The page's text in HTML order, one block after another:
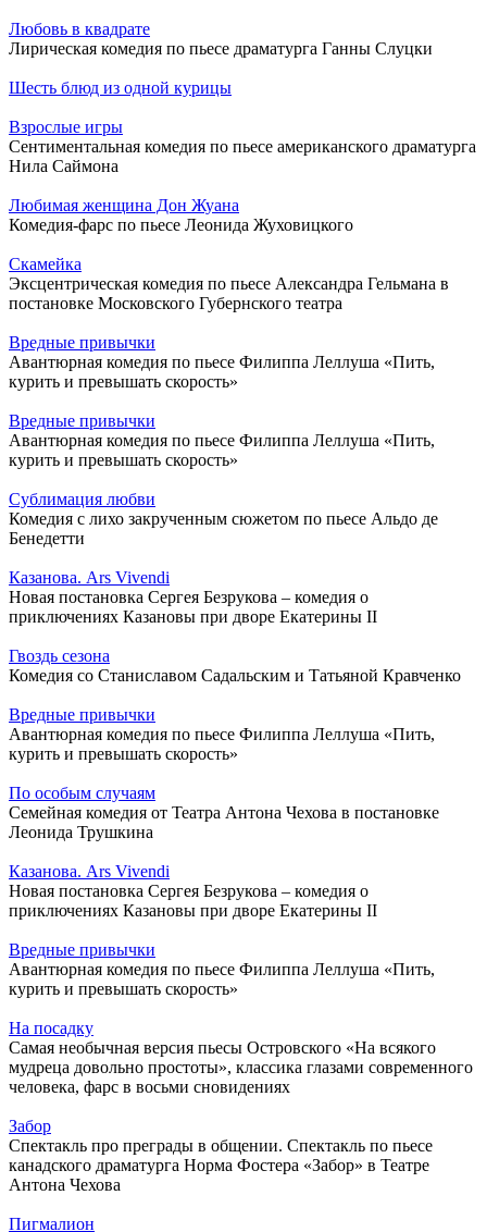
Любовь в квадрате
Лирическая комедия по пьесе драматурга Ганны Слуцки
Шесть блюд из одной курицы
Взрослые игры
Сентиментальная комедия по пьесе американского драматурга
Нила Саймона
Любимая женщина Дон Жуана
Комедия-фарс по пьесе Леонида Жуховицкого
Скамейка
Эксцентрическая комедия по пьесе Александра Гельмана в
постановке Московского Губернского театра
Вредные привычки
Авантюрная комедия по пьесе Филиппа Леллуша «Пить,
курить и превышать скорость»
Вредные привычки
Авантюрная комедия по пьесе Филиппа Леллуша «Пить,
курить и превышать скорость»
Сублимация любви
Комедия с лихо закрученным сюжетом по пьесе Альдо де
Бенедетти
Казанова. Ars Vivendi
Новая постановка Сергея Безрукова – комедия о
приключениях Казановы при дворе Екатерины II
Гвоздь сезона
Комедия со Станиславом Садальским и Татьяной Кравченко
Вредные привычки
Авантюрная комедия по пьесе Филиппа Леллуша «Пить,
курить и превышать скорость»
По особым случаям
Семейная комедия от Театра Антона Чехова в постановке
Леонида Трушкина
Казанова. Ars Vivendi
Новая постановка Сергея Безрукова – комедия о
приключениях Казановы при дворе Екатерины II
Вредные привычки
Авантюрная комедия по пьесе Филиппа Леллуша «Пить,
курить и превышать скорость»
На посадку
Самая необычная версия пьесы Островского «На всякого
мудреца довольно простоты», классика глазами современного
человека, фарс в восьми сновидениях
Забор
Спектакль про преграды в общении. Спектакль по пьесе
канадского драматурга Норма Фостера «Забор» в Театре
Антона Чехова
Пигмалион